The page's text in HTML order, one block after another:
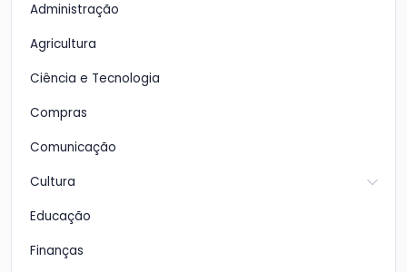
Administração
Agricultura
Ciência e Tecnologia
Compras
Comunicação
Cultura
Educação
Finanças